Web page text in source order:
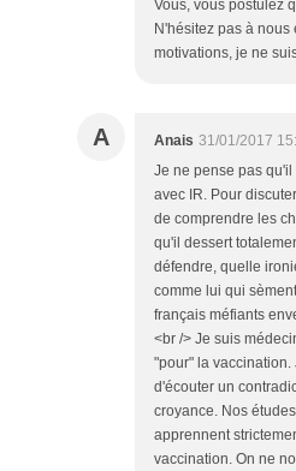
Vous, vous postulez
N'hésitez pas à
motivations, je ne
A Anais 31/01/2017
Je ne pense pas
avec IR. Pour
de comprendre les
qu'il dessert
défendre, quelle
comme lui qui
français méfiants
<br /> Je suis
"pour" la
d'écouter un
croyance. Nos
apprennent
vaccination. On ne